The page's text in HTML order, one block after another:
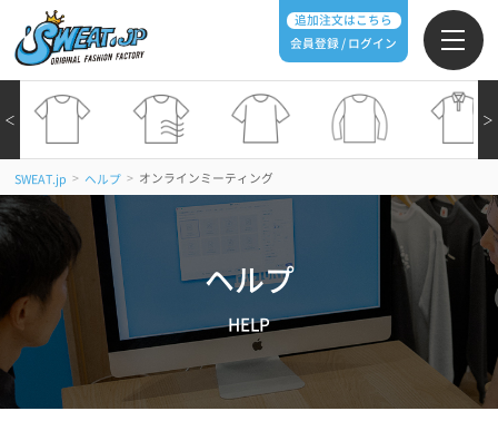
追加注文はこちら
会員登録 / ログイン
＞
＜
SWEAT.jp > ヘルプ > オンラインミーティング
ヘルプ
HELP